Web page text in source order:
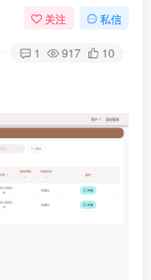
关注 私信
1 917 10